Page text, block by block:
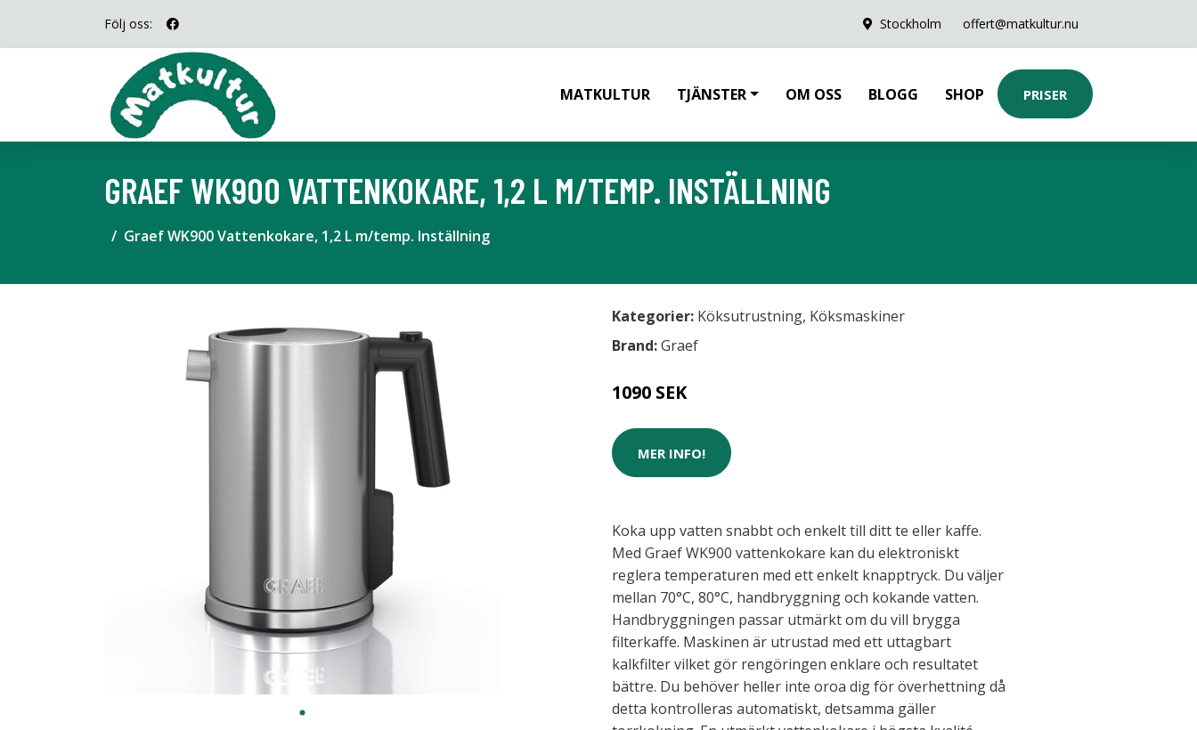
Följ oss: Stockholm offert@matkultur.nu
MATKULTUR TJÄNSTER OM OSS BLOGG SHOP PRISER
GRAEF WK900 VATTENKOKARE, 1,2 L M/TEMP. INSTÄLLNING
Graef WK900 Vattenkokare, 1,2 L m/temp. Inställning
Kategorier: Köksutrustning, Köksmaskiner
Brand:Graef
1090 SEK
MER INFO!
Koka upp vatten snabbt och enkelt till ditt te eller kaffe.
Med Graef WK900 vattenkokare kan du elektroniskt
reglera temperaturen med ett enkelt knapptryck. Du väljer
mellan 70°C, 80°C, handbryggning och kokande vatten.
Handbryggningen passar utmärkt om du vill brygga
filterkaffe. Maskinen är utrustad med ett uttagbart
kalkfilter vilket gör rengöringen enklare och resultatet
bättre. Du behöver heller inte oroa dig för överhettning då
detta kontrolleras automatiskt, detsamma gäller